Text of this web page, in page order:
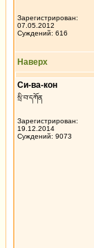
Зарегистрирован:
07.05.2012
Суждений: 616
Наверх
Си-ва-кон
སྲི་བ་དཀོན
Зарегистрирован:
19.12.2014
Суждений: 9073